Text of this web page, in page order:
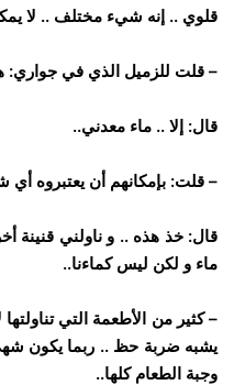
قلوي .. إنه شيء مختلف .. لا
– قلت للزميل الذي في جواري:
قال: إلا .. ماء معدني..
– قلت: بإمكانهم أن يعتبروه أي
قال: خذ هذه .. و ناولني قنينة
ماء و لكن ليس كماءنا..
– كثير من الأطعمة التي
يشبه ضربة حظ .. ربما يكون
وجبة الطعام كلها..